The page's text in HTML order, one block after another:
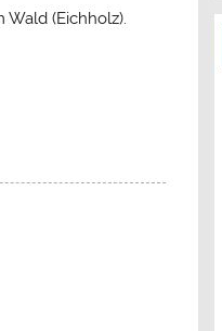
(Eichholz).